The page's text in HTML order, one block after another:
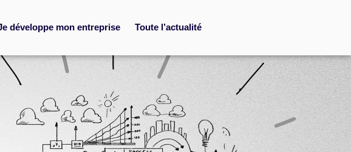
développe mon entreprise Toute l’actualité